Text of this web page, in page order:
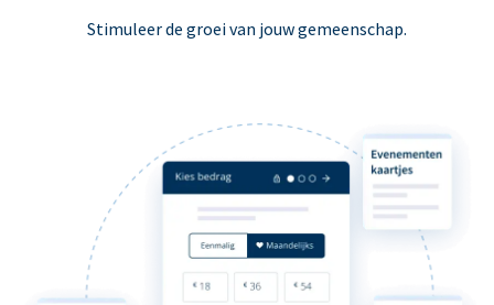
Stimuleer de groei van jouw gemeenschap.